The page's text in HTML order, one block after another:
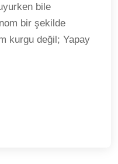
bile
bir şekilde
kurgu değil; Yapay